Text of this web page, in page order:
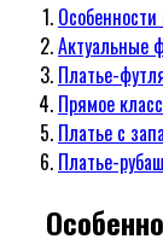
Особенности
Актуальные
Платье-
Прямое
Платье с
Платье-